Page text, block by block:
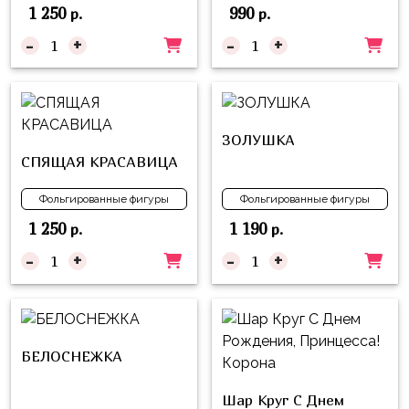
1 250р.
- +
990р.
- +
СПЯЩАЯ КРАСАВИЦА
Фольгированные фигуры
1 250р.
- +
ЗОЛУШКА
Фольгированные фигуры
1 190р.
- +
БЕЛОСНЕЖКА
Шар Круг С Днем
пчелки
Мальчикам
собачки
Недетские
(18+)
Аниме
Природа
Сладости
Музыка
Ферма